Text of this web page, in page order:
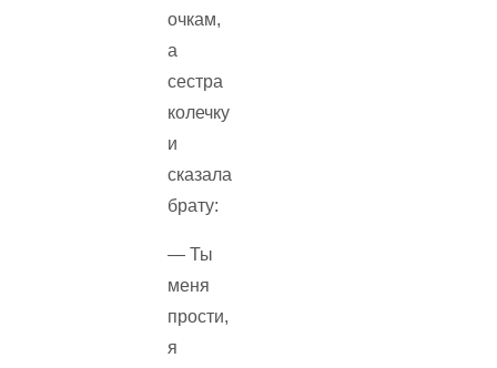
очкам,
а
сестра
колечку
и
сказала
брату:
— Ты
меня
прости,
я